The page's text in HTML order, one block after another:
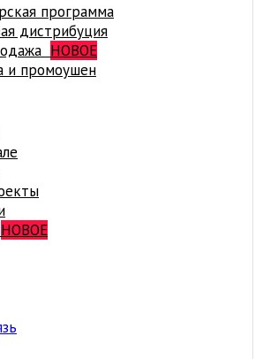
программа
дистрибуция
НОВОЕ
и промоушен
НОВОЕ